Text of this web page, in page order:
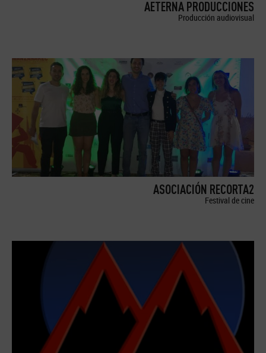
AETERNA PRODUCCIONES
Producción audiovisual
ASOCIACIÓN RECORTA2
Festival de cine